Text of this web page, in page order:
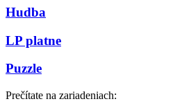
Hudba
LP platne
Puzzle
Prečítate na zariadeniach: